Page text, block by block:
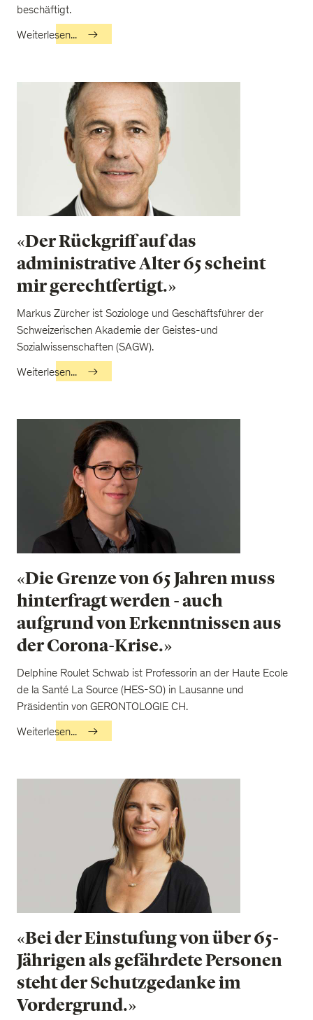
beschäftigt.
Weiterlesen...
«Der Rückgriff auf das
administrative Alter 65 scheint
mir gerechtfertigt.»
Markus Zürcher ist Soziologe und Geschäftsführer der
Schweizerischen Akademie der Geistes-und
Sozialwissenschaften (SAGW).
Weiterlesen...
«Die Grenze von 65 Jahren muss
hinterfragt werden - auch
aufgrund von Erkenntnissen aus
der Corona-Krise.»
Delphine Roulet Schwab ist Professorin an der Haute Ecole
de la Santé La Source (HES-SO) in Lausanne und
Präsidentin von GERONTOLOGIE CH.
Weiterlesen...
«Bei der Einstufung von über 65-
Jährigen als gefährdete Personen
steht der Schutzgedanke im
Vordergrund.»